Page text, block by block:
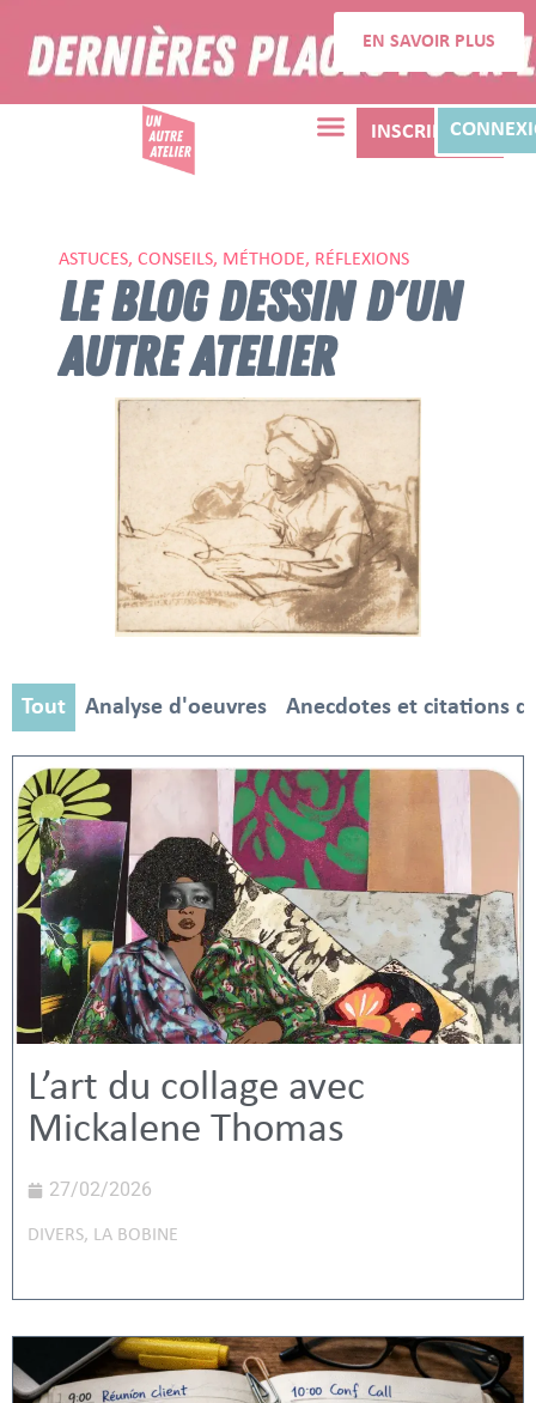
EN SAVOIR PLUS
INSCRIPTION
ASTUCES, CONSEILS, MÉTHODE, RÉFLEXIONS
LE BLOG DESSIN D'UN
AUTRE ATELIER
Analyse d'oeuvres Anecdotes et citations
Tout
L’art du collage avec
Mickalene Thomas
27/02/2026
DIVERS, LA BOBINE